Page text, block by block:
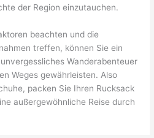
der Region einzutauchen.
beachten und die
treffen, können Sie ein
Wanderabenteuer
Weges gewährleisten. Also
packen Sie Ihren Rucksack
außergewöhnliche Reise durch